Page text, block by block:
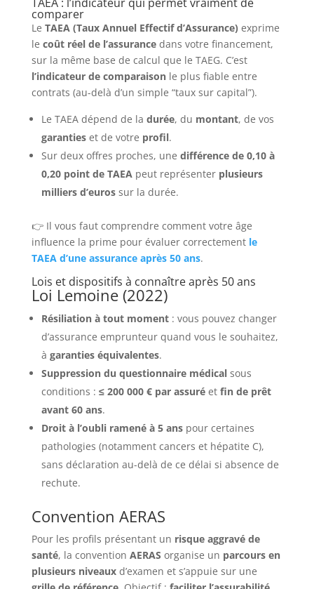
comparer
Le TAEA (Taux Annuel Effectif d’Assurance) exprime
le coût réel de l’assurancedans votre financement,
sur la même base de calcul que le TAEG. C’est
l’indicateur de comparaisonle plus fiable entre
contrats (au-delà d’un simple “taux sur capital”).
Le TAEA dépend de la durée, du montant, de vos
garantieset de votre profil.
Sur deux offres proches, une différence de 0,10 à
0,20 point de TAEApeut représenter plusieurs
milliers d’eurossur la durée.
👉 Il vous faut comprendre comment votre âge
influence la prime pour évaluer correctement le
TAEA d’une assurance après 50 ans.
Lois et dispositifs à connaître après 50 ans
Loi Lemoine (2022)
Résiliation à tout moment: vous pouvez changer
d’assurance emprunteur quand vous le souhaitez,
à garanties équivalentes.
Suppression du questionnaire médicalsous
conditions : ≤ 200 000 € par assuréet fin de prêt
avant 60 ans.
Droit à l’oubli ramené à 5 anspour certaines
pathologies (notamment cancers et hépatite C),
sans déclaration au-delà de ce délai si absence de
rechute.
Convention AERAS
Pour les profils présentant un risque aggravé de
santé, la convention AERAS organise un parcours en
plusieurs niveauxd’examen et s’appuie sur une